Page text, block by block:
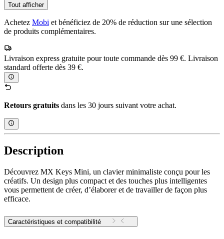
Tout afficher
Achetez Mobi et bénéficiez de 20% de réduction sur une sélection
de produits complémentaires.
Livraison express gratuite pour toute commande dès 99 €. Livraison
standard offerte dès 39 €.
Retours gratuits dans les 30 jours suivant votre achat.
Description
Découvrez MX Keys Mini, un clavier minimaliste conçu pour les
créatifs. Un design plus compact et des touches plus intelligentes
vous permettent de créer, d’élaborer et de travailler de façon plus
efficace.
Caractéristiques et compatibilité